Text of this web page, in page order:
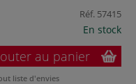
Réf. 57415
En stock
au panier
liste d'envies